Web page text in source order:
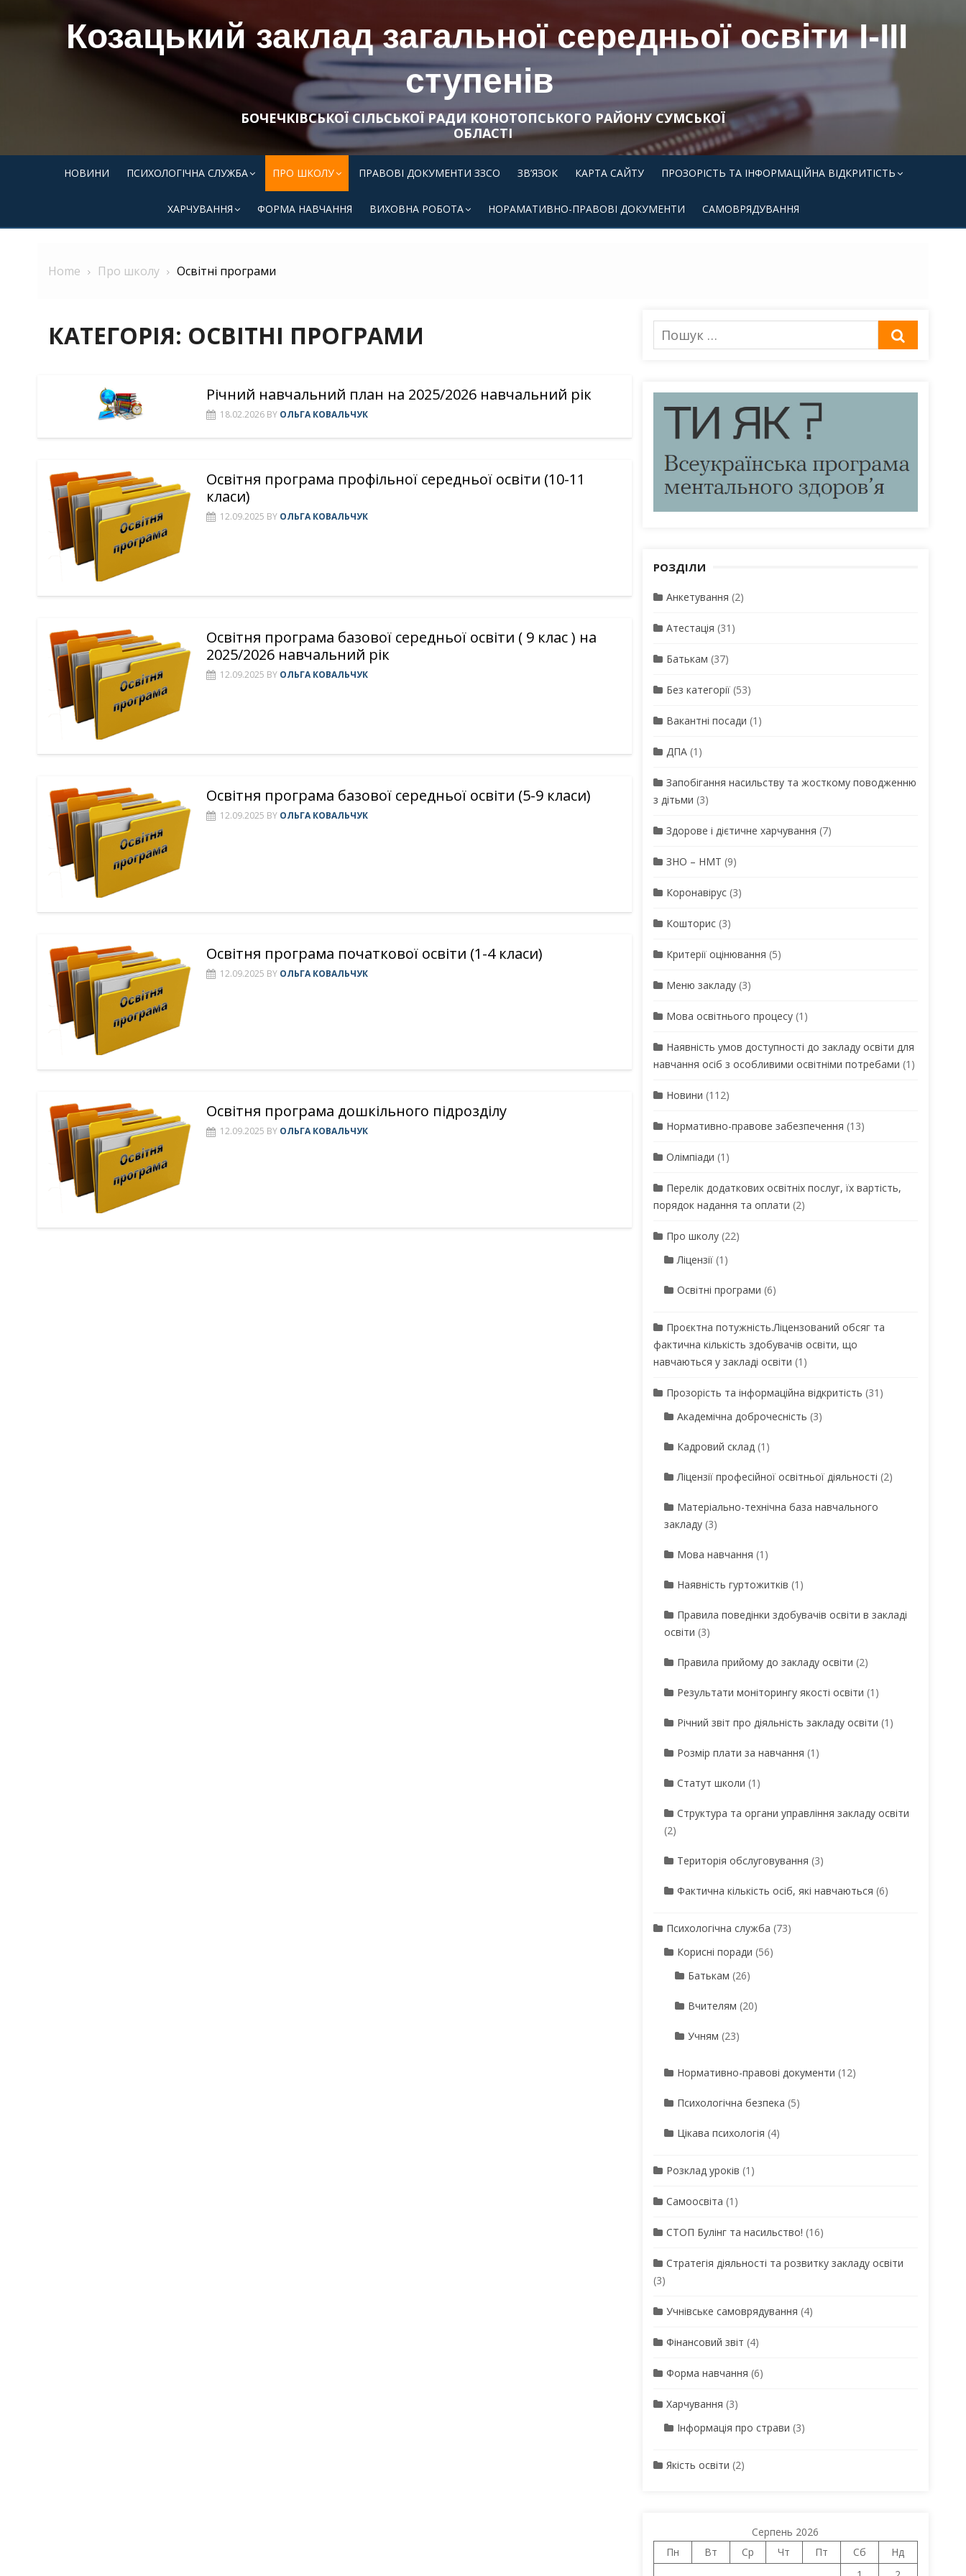
Козацький заклад загальної середньої освіти І-ІІІ
ступенів
БОЧЕЧКІВСЬКОЇ СІЛЬСЬКОЇ РАДИ КОНОТОПСЬКОГО РАЙОНУ СУМСЬКОЇ
ОБЛАСТІ
НОВИНИ ПСИХОЛОГІЧНА СЛУЖБА ПРО ШКОЛУ ПРАВОВІ ДОКУМЕНТИ ЗЗСО ЗВ’ЯЗОК КАРТА САЙТУ ПРОЗОРІСТЬ ТА ІНФОРМАЦІЙНА ВІДКРИТІСТЬ
ХАРЧУВАННЯ ФОРМА НАВЧАННЯ ВИХОВНА РОБОТА НОРАМАТИВНО-ПРАВОВІ ДОКУМЕНТИ САМОВРЯДУВАННЯ
Home Про школу Освітні програми
КАТЕГОРІЯ: ОСВІТНІ ПРОГРАМИ
Річний навчальний план на 2025/2026 навчальний рік
18.02.2026 BY ОЛЬГА КОВАЛЬЧУК
Освітня програма профільної середньої освіти (10-11
класи)
12.09.2025 BY ОЛЬГА КОВАЛЬЧУК
Освітня програма базової середньої освіти ( 9 клас ) на
2025/2026 навчальний рік
12.09.2025 BY ОЛЬГА КОВАЛЬЧУК
Освітня програма базової середньої освіти (5-9 класи)
12.09.2025 BY ОЛЬГА КОВАЛЬЧУК
Освітня програма початкової освіти (1-4 класи)
12.09.2025 BY ОЛЬГА КОВАЛЬЧУК
Освітня програма дошкільного підрозділу
12.09.2025 BY ОЛЬГА КОВАЛЬЧУК
Пошук
для:
РОЗДІЛИ
Анкетування (2)
Атестація (31)
Батькам (37)
Без категорії(53)
Вакантні посади (1)
ДПА(1)
Запобігання насильству та жосткому поводженню
з дітьми (3)
Здорове і дієтичне харчування (7)
ЗНО – НМТ (9)
Коронавірус(3)
Кошторис(3)
Критерії оцінювання (5)
Меню закладу(3)
Мова освітнього процесу(1)
Наявність умов доступності до закладу освіти для
навчання осіб з особливими освітніми потребами (1)
Новини (112)
Нормативно-правове забезпечення (13)
Олімпіади (1)
Перелік додаткових освітніх послуг, їх вартість,
порядок надання та оплати (2)
Про школу(22)
Ліцензії(1)
Освітні програми (6)
Проєктна потужність.Ліцензований обсяг та
фактична кількість здобувачів освіти, що
навчаються у закладі освіти (1)
Прозорість та інформаційна відкритість (31)
Академічна доброчесність (3)
Кадровий склад(1)
Ліцензії професійної освітньої діяльності (2)
Матеріально-технічна база навчального
закладу(3)
Мова навчання (1)
Наявність гуртожитків (1)
Правила поведінки здобувачів освіти в закладі
освіти (3)
Правила прийому до закладу освіти (2)
Результати моніторингу якості освіти (1)
Річний звіт про діяльність закладу освіти (1)
Розмір плати за навчання (1)
Статут школи (1)
Структура та органи управління закладу освіти
(2)
Територія обслуговування (3)
Фактична кількість осіб, які навчаються (6)
Психологічна служба (73)
Корисні поради (56)
Батькам (26)
Вчителям (20)
Учням (23)
Нормативно-правові документи (12)
Психологічна безпека (5)
Цікава психологія (4)
Розклад уроків (1)
Самоосвіта (1)
СТОП Булінг та насильство! (16)
Стратегія діяльності та розвитку закладу освіти
(3)
Учнівське самоврядування (4)
Фінансовий звіт (4)
Форма навчання (6)
Харчування (3)
Інформація про страви (3)
Якість освіти (2)
Серпень 2026
Пн
Вт Ср Чт Пт Сб
Нд